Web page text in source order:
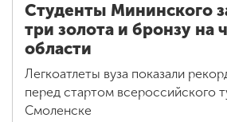
Студенты Мининского
три золота и бронзу на
области
Легкоатлеты вуза показали
перед стартом всероссийского
Смоленске